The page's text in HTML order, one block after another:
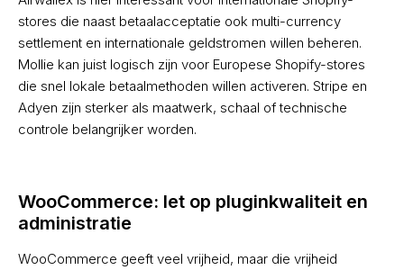
stores die naast betaalacceptatie ook multi-currency
settlement en internationale geldstromen willen beheren.
Mollie kan juist logisch zijn voor Europese Shopify-stores
die snel lokale betaalmethoden willen activeren. Stripe en
Adyen zijn sterker als maatwerk, schaal of technische
controle belangrijker worden.
WooCommerce: let op pluginkwaliteit en
administratie
WooCommerce geeft veel vrijheid, maar die vrijheid